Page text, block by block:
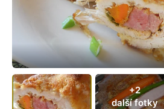
+2
další fotky